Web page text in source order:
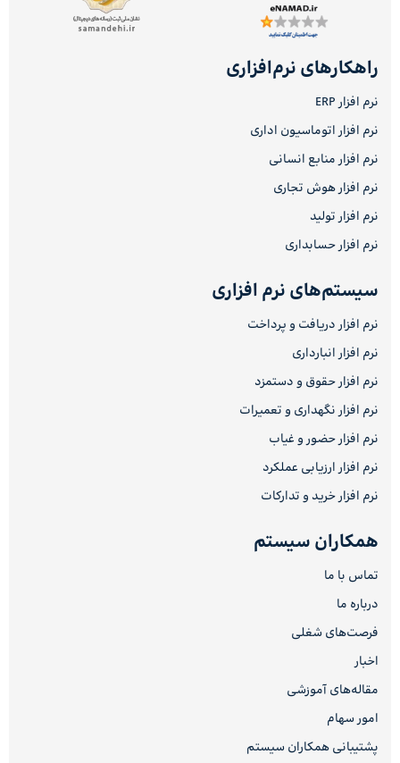
راهکارهای نرم‌افزاری
نرم افزار ERP
نرم افزار اتوماسیون اداری
نرم افزار منابع انسانی
نرم افزار هوش تجاری
نرم افزار تولید
نرم افزار حسابداری
سیستم‌های نرم افزاری
نرم افزار دریافت و پرداخت
نرم افزار انبارداری
نرم افزار حقوق و دستمزد
نرم افزار نگهداری و تعمیرات
نرم افزار حضور و غیاب
نرم افزار ارزیابی عملکرد
نرم افزار خرید و تدارکات
همکاران سیستم
تماس با ما
درباره ما
فرصت‌های شغلی
اخبار
مقاله‌های آموزشی
امور سهام
پشتیبانی همکاران سیستم